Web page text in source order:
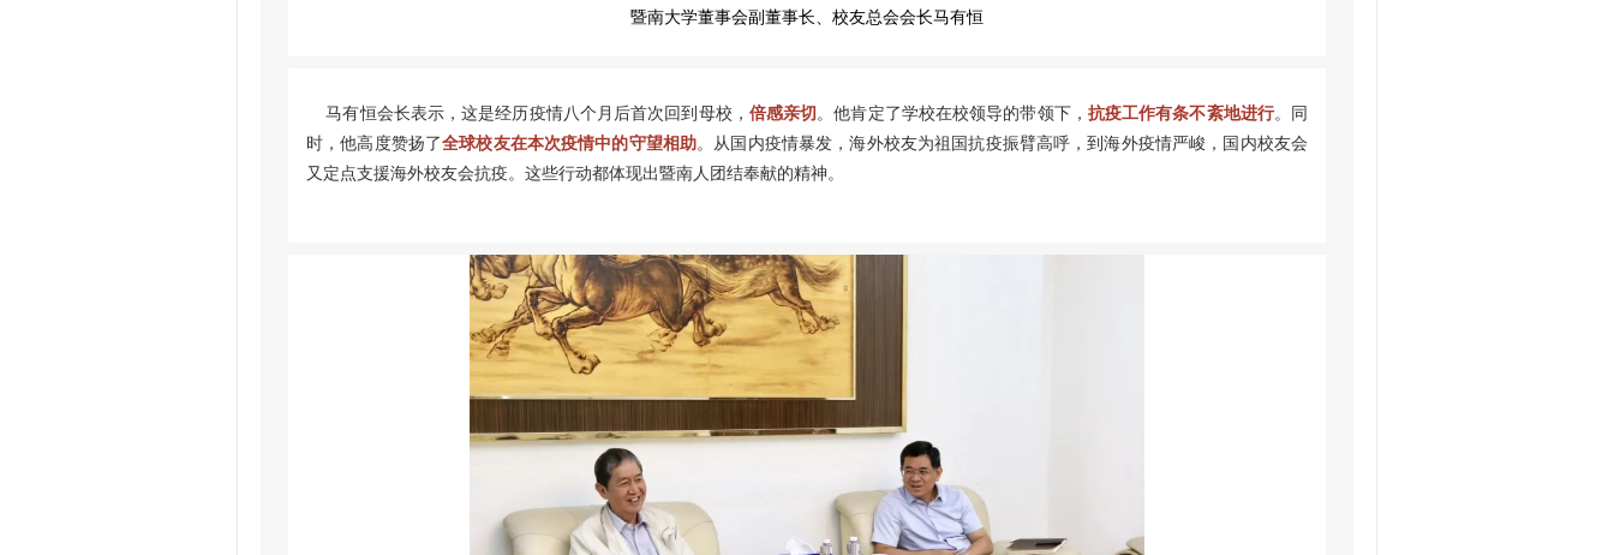
暨南大学董事会副董事长、校友总会会长马有恒
马有恒会长表示，这是经历疫情八个月后首次回到母校， 倍感亲切 。他肯定了学校在校领导的带领下， 抗疫工作有条不紊地进行。同
时，他高度赞扬了全球校友在本次疫情中的守望相助。从国内疫情暴发，海外校友为祖国抗疫振臂高呼，到海外疫情严峻，国内校友会
又定点支援海外校友会抗疫。这些行动都体现出暨南人团结奉献的精神。